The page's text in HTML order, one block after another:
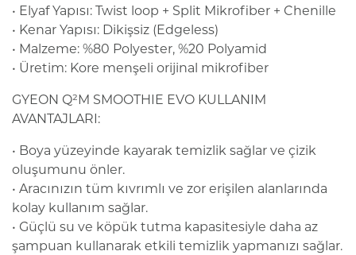
• Elyaf Yapısı: Twist loop + Split Mikrofiber + Chenille
• Kenar Yapısı: Dikişsiz (Edgeless)
• Malzeme: %80 Polyester, %20 Polyamid
• Üretim: Kore menşeli orijinal mikrofiber
GYEON Q²M SMOOTHIE EVO KULLANIM
AVANTAJLARI:
• Boya yüzeyinde kayarak temizlik sağlar ve çizik
oluşumunu önler.
• Aracınızın tüm kıvrımlı ve zor erişilen alanlarında
kolay kullanım sağlar.
• Güçlü su ve köpük tutma kapasitesiyle daha az
şampuan kullanarak etkili temizlik yapmanızı sağlar.